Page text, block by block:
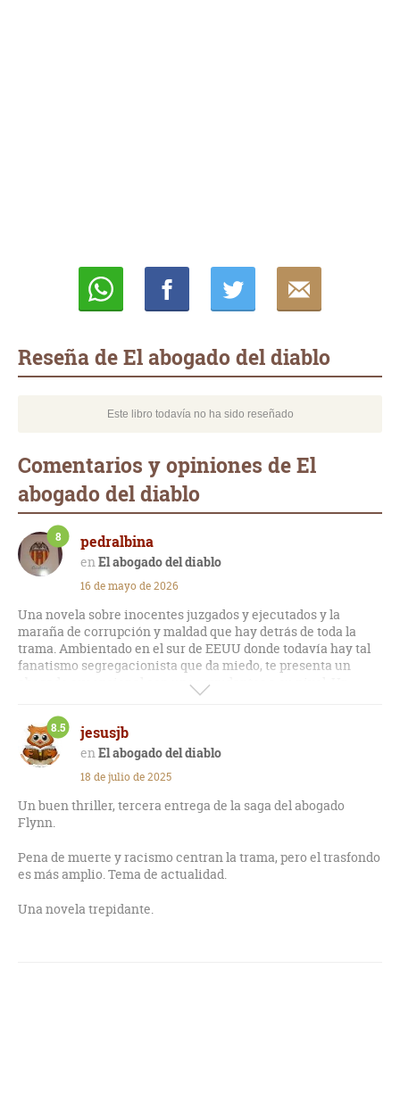
Reseña de El abogado del diablo
Este libro todavía no ha sido reseñado
Comentarios y opiniones de El
abogado del diablo
pedralbina
El abogado del diablo
8
16 de mayo de 2026
Una novela sobre inocentes juzgados y ejecutados y la
maraña de corrupción y maldad que hay detrás de toda la
trama. Ambientado en el sur de EEUU donde todavía hay tal
fanatismo segregacionista que da miedo, te presenta un
abogado excepcional con unos ayudantes a su nivel. Un
juicio que te deja con ganas de más porque te atrapa desde el
primer momento. Me ha encantado.
jesusjb
El abogado del diablo
8.5
18 de julio de 2025
Un buen thriller, tercera entrega de la saga del abogado
Flynn.
Pena de muerte y racismo centran la trama, pero el trasfondo
es más amplio. Tema de actualidad.
Una novela trepidante.